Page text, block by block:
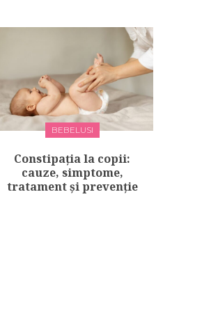
BEBELUSI
Constipația la copii:
cauze, simptome,
tratament și prevenție